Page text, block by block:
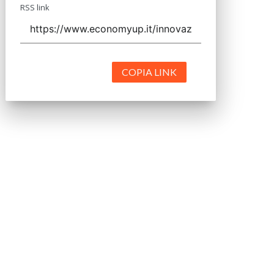
RSS link
COPIA LINK